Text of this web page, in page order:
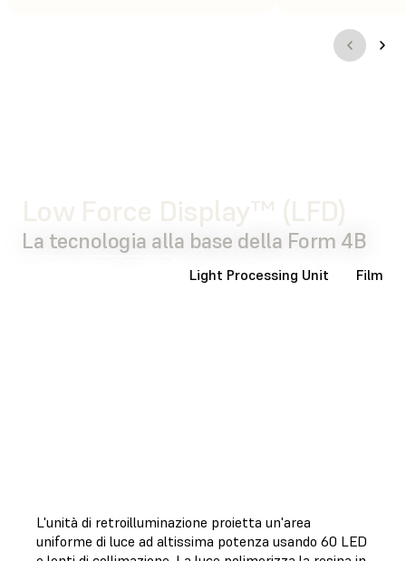
Low Force Display™ (LFD)
La tecnologia alla base della Form 4B
Light Processing Unit Film di
L'unità di retroilluminazione proietta un'area
uniforme di luce ad altissima potenza usando 60 LED